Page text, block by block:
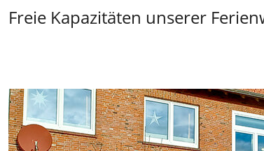
Freie Kapazitäten unserer